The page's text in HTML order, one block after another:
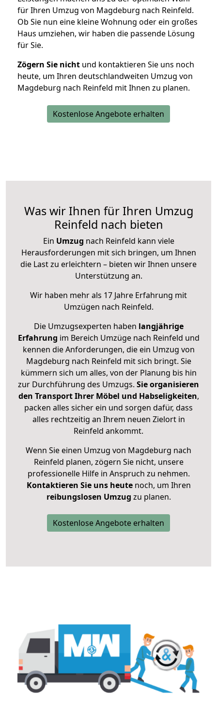
für Ihren Umzug von Magdeburg nach Reinfeld.
Ob Sie nun eine kleine Wohnung oder ein großes
Haus umziehen, wir haben die passende Lösung
für Sie.
Zögern Sie nicht und kontaktieren Sie uns noch
heute, um Ihren deutschlandweiten Umzug von
Magdeburg nach Reinfeld mit Ihnen zu planen.
Kostenlose Angebote erhalten
Was wir Ihnen für Ihren Umzug
Reinfeld nach bieten
Ein Umzug nach Reinfeld kann viele
Herausforderungen mit sich bringen, um Ihnen
die Last zu erleichtern – bieten wir Ihnen unsere
Unterstützung an.
Wir haben mehr als 17 Jahre Erfahrung mit
Umzügen nach Reinfeld.
Die Umzugsexperten haben langjährige
Erfahrung im Bereich Umzüge nach Reinfeld und
kennen die Anforderungen, die ein Umzug von
Magdeburg nach Reinfeld mit sich bringt. Sie
kümmern sich um alles, von der Planung bis hin
zur Durchführung des Umzugs. Sie organisieren
den Transport Ihrer Möbel und Habseligkeiten,
packen alles sicher ein und sorgen dafür, dass
alles rechtzeitig an Ihrem neuen Zielort in
Reinfeld ankommt.
Wenn Sie einen Umzug von Magdeburg nach
Reinfeld planen, zögern Sie nicht, unsere
professionelle Hilfe in Anspruch zu nehmen.
Kontaktieren Sie uns heutenoch, um Ihren
reibungslosen Umzug zu planen.
Kostenlose Angebote erhalten